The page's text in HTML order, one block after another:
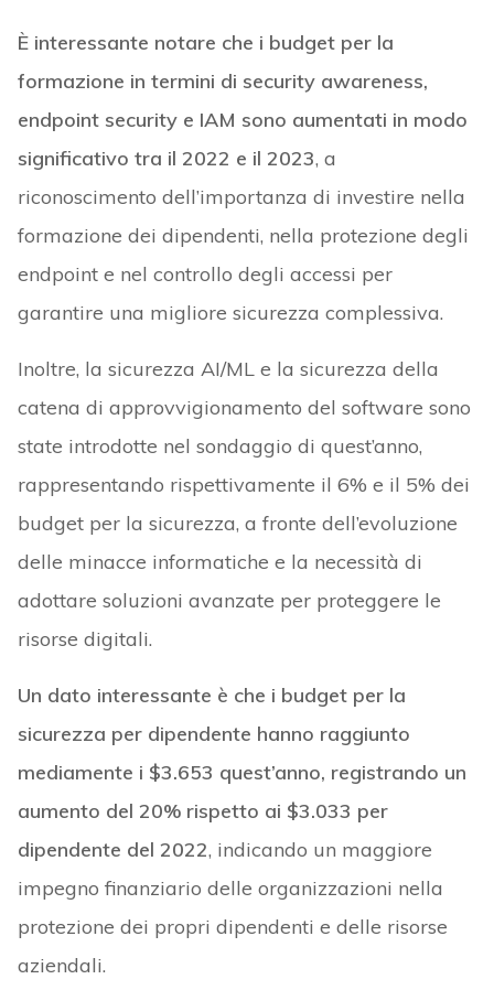
È interessante notare che i budget per la
formazione in termini di security awareness,
endpoint security e IAM sono aumentati in modo
significativo tra il 2022 e il 2023, a
riconoscimento dell’importanza di investire nella
formazione dei dipendenti, nella protezione degli
endpoint e nel controllo degli accessi per
garantire una migliore sicurezza complessiva.
Inoltre, la sicurezza AI/ML e la sicurezza della
catena di approvvigionamento del software sono
state introdotte nel sondaggio di quest’anno,
rappresentando rispettivamente il 6% e il 5% dei
budget per la sicurezza, a fronte dell’evoluzione
delle minacce informatiche e la necessità di
adottare soluzioni avanzate per proteggere le
risorse digitali.
Un dato interessante è che i budget per la
sicurezza per dipendente hanno raggiunto
mediamente i $3.653 quest’anno, registrando un
aumento del 20% rispetto ai $3.033 per
dipendente del 2022, indicando un maggiore
impegno finanziario delle organizzazioni nella
protezione dei propri dipendenti e delle risorse
aziendali.